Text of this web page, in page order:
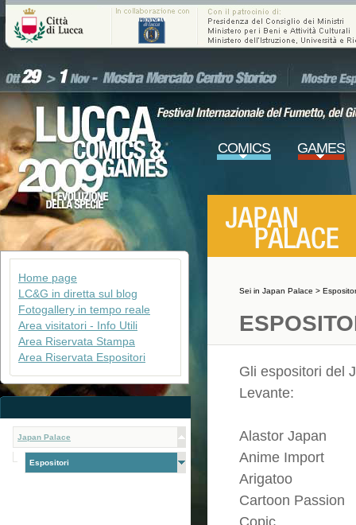
COMICS GAMES
Home page
LC&G in diretta sul blog
Fotogallery in tempo reale
Area visitatori - Info Utili
Area Riservata Stampa
Area Riservata Espositori
Japan Palace
Espositori
Sei in Japan Palace >
Gli espositori del
Levante:
Alastor Japan
Anime Import
Arigatoo
Cartoon Passion
Copic